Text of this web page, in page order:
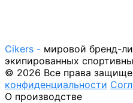
Cikers - мировой бренд-
экипированных
© 2026 Все права
конфиденциальности
О производстве